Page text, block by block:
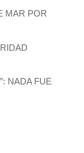
MAR POR
NADA FUE